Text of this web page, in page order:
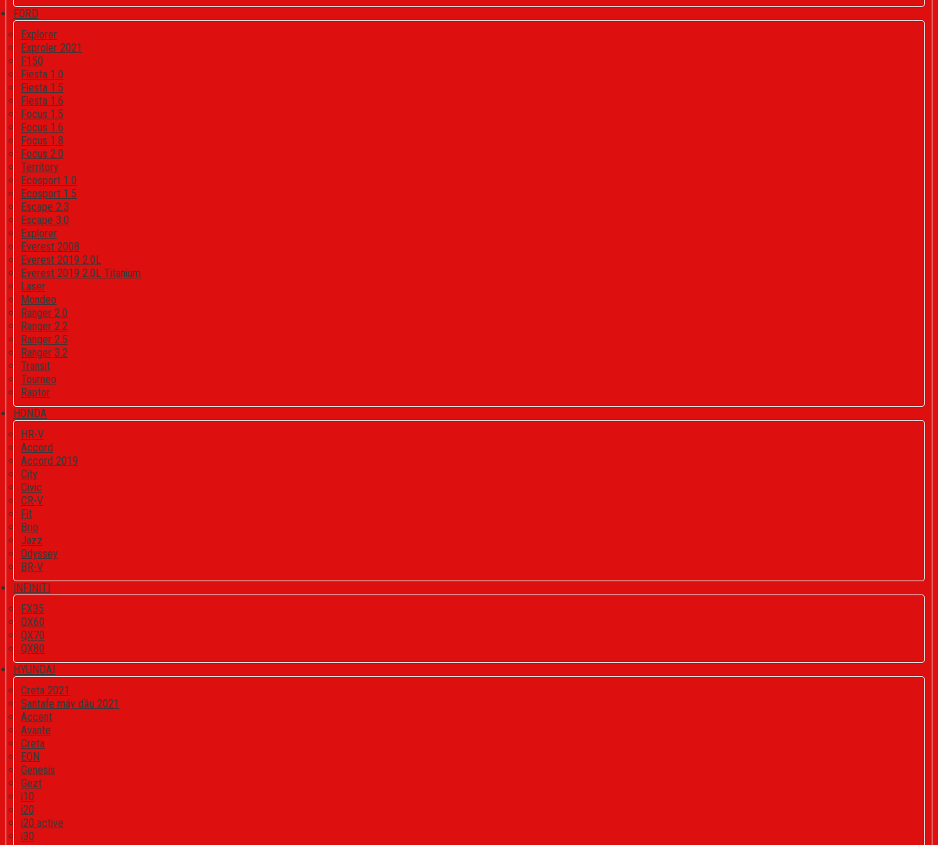
FORD
Explorer
Exproler 2021
F150
Fiesta 1.0
Fiesta 1.5
Fiesta 1.6
Focus 1.5
Focus 1.6
Focus 1.8
Focus 2.0
Territory
Ecosport 1.0
Ecosport 1.5
Escape 2.3
Escape 3.0
Explorer
Everest 2008
Everest 2019 2.0L
Everest 2019 2.0L Titanium
Laser
Mondeo
Ranger 2.0
Ranger 2.2
Ranger 2.5
Ranger 3.2
Transit
Tourneo
Raptor
HONDA
HR-V
Accord
Accord 2019
City
Civic
CR-V
Fit
Brio
Jazz
Odyssey
BR-V
INFINITI
FX35
QX60
QX70
QX80
HYUNDAI
Creta 2021
Santafe máy dầu 2021
Accent
Avante
Creta
EON
Genesis
Gezt
i10
i20
i20 active
i30